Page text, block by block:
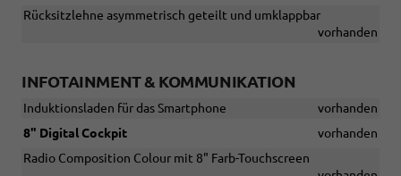
Rücksitzlehne asymmetrisch geteilt und umklappbar
vorhanden
INFOTAINMENT & KOMMUNIKATION
Induktionsladen für das Smartphone
vorhanden
8" Digital Cockpit
vorhanden
Radio Composition Colour mit 8" Farb-Touchscreen